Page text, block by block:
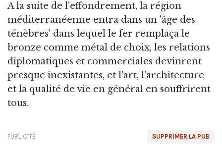
A la suite de l'effondrement, la région
méditerranéenne entra dans un 'âge des
ténèbres' dans lequel le fer remplaça le
bronze comme métal de choix, les relations
diplomatiques et commerciales devinrent
presque inexistantes, et l'art, l'architecture
et la qualité de vie en général en souffrirent
tous.
SUPPRIMER LA PUB
PUBLICITÉ